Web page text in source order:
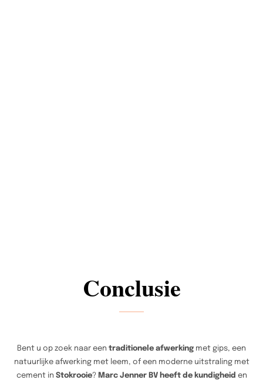
Conclusie
Bent u op zoek naar een traditionele afwerking met gips, een
natuurlijke afwerking met leem, of een moderne uitstraling met
cement in Stokrooie? Marc Jenner BV heeft de kundigheid en